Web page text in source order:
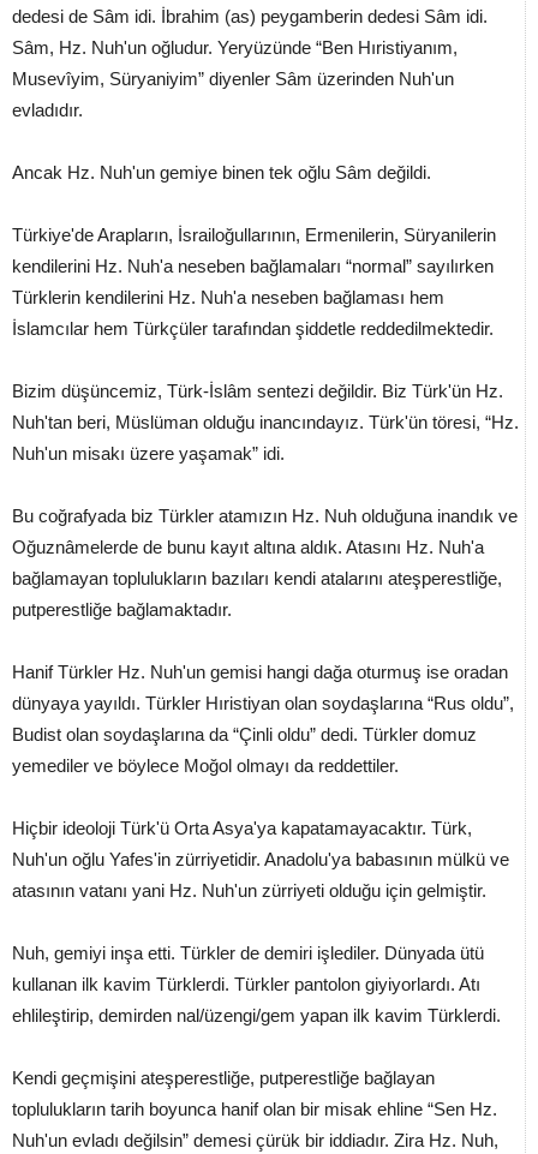
dedesi de Sâm idi. İbrahim (as) peygamberin dedesi Sâm idi.
Sâm, Hz. Nuh'un oğludur. Yeryüzünde “Ben Hıristiyanım,
Musevîyim, Süryaniyim” diyenler Sâm üzerinden Nuh'un
evladıdır.
Ancak Hz. Nuh'un gemiye binen tek oğlu Sâm değildi.
Türkiye'de Arapların, İsrailoğullarının, Ermenilerin, Süryanilerin
kendilerini Hz. Nuh'a neseben bağlamaları “normal” sayılırken
Türklerin kendilerini Hz. Nuh'a neseben bağlaması hem
İslamcılar hem Türkçüler tarafından şiddetle reddedilmektedir.
Bizim düşüncemiz, Türk-İslâm sentezi değildir. Biz Türk'ün Hz.
Nuh'tan beri, Müslüman olduğu inancındayız. Türk'ün töresi, “Hz.
Nuh'un misakı üzere yaşamak” idi.
Bu coğrafyada biz Türkler atamızın Hz. Nuh olduğuna inandık ve
Oğuznâmelerde de bunu kayıt altına aldık. Atasını Hz. Nuh'a
bağlamayan toplulukların bazıları kendi atalarını ateşperestliğe,
putperestliğe bağlamaktadır.
Hanif Türkler Hz. Nuh'un gemisi hangi dağa oturmuş ise oradan
dünyaya yayıldı. Türkler Hıristiyan olan soydaşlarına “Rus oldu”,
Budist olan soydaşlarına da “Çinli oldu” dedi. Türkler domuz
yemediler ve böylece Moğol olmayı da reddettiler.
Hiçbir ideoloji Türk'ü Orta Asya'ya kapatamayacaktır. Türk,
Nuh'un oğlu Yafes'in zürriyetidir. Anadolu'ya babasının mülkü ve
atasının vatanı yani Hz. Nuh'un zürriyeti olduğu için gelmiştir.
Nuh, gemiyi inşa etti. Türkler de demiri işlediler. Dünyada ütü
kullanan ilk kavim Türklerdi. Türkler pantolon giyiyorlardı. Atı
ehlileştirip, demirden nal/üzengi/gem yapan ilk kavim Türklerdi.
Kendi geçmişini ateşperestliğe, putperestliğe bağlayan
toplulukların tarih boyunca hanif olan bir misak ehline “Sen Hz.
Nuh'un evladı değilsin” demesi çürük bir iddiadır. Zira Hz. Nuh,